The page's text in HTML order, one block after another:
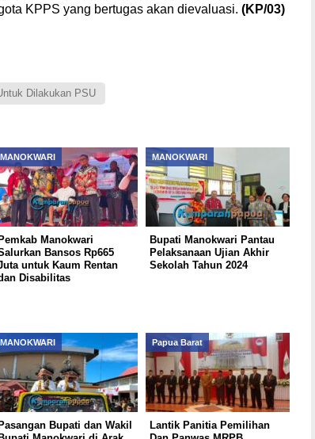
KPPS yang bertugas akan dievaluasi. (KP/03)
Dilakukan PSU
MANOKWARI
Pemkab Manokwari
Bansos Rp665
untuk Kaum Rentan
Disabilitas
MANOKWARI
Bupati Manokwari Pantau
Pelaksanaan Ujian Akhir
Sekolah Tahun 2024
MANOKWARI
Pasangan Bupati dan Wakil
Papua Barat
Lantik Panitia Pemilihan